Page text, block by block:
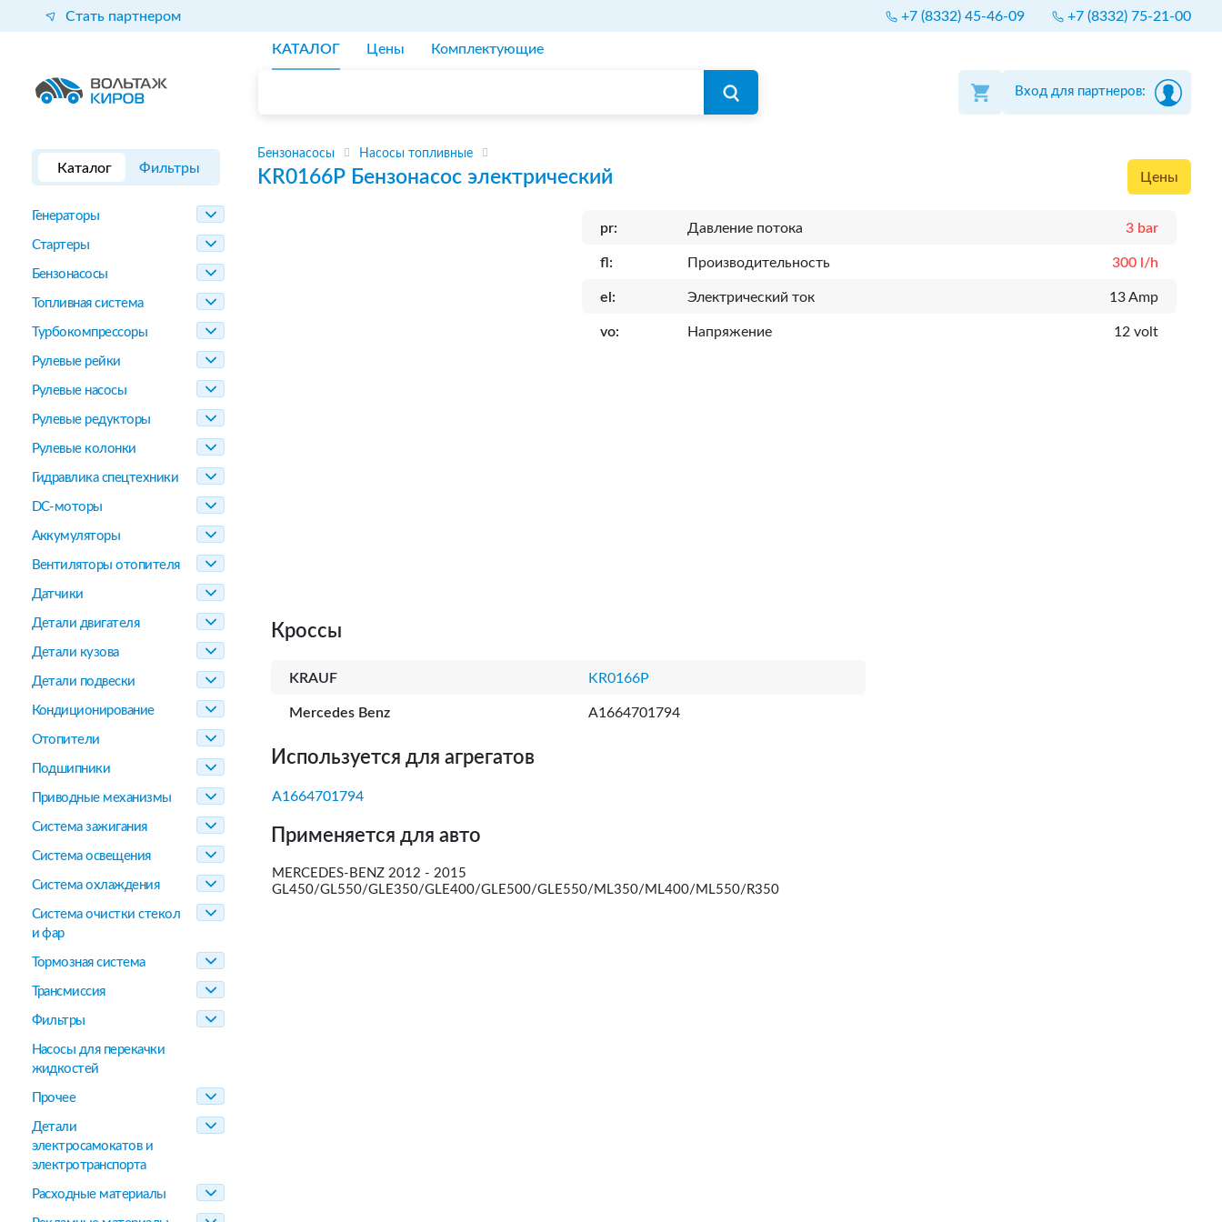
Стать партнером +7 (8332) 45-46-09 +7 (8332) 75-21-00
КАТАЛОГ Цены Комплектующие
Вход для партнеров:
Каталог Фильтры
Генераторы
Стартеры
Бензонасосы
Топливная система
Турбокомпрессоры
Рулевые рейки
Рулевые насосы
Рулевые редукторы
Рулевые колонки
Гидравлика спецтехники
DC-моторы
Аккумуляторы
Вентиляторы отопителя
Датчики
Детали двигателя
Детали кузова
Детали подвески
Кондиционирование
Отопители
Подшипники
Приводные механизмы
Система зажигания
Система освещения
Система охлаждения
Система очистки стекол
и фар
Тормозная система
Трансмиссия
Фильтры
Насосы для перекачки
жидкостей
Прочее
Детали
электросамокатов и
электротранспорта
Расходные материалы
Бензонасосы Насосы топливные
KR0166P Бензонасос электрический Цены
pr: Давление потока 3 bar
fl: Производительность 300 l/h
el: Электрический ток 13 Amp
vo: Напряжение 12 volt
Кроссы
KRAUF KR0166P
Mercedes Benz A1664701794
Используется для агрегатов
A1664701794
Применяется для авто
MERCEDES-BENZ 2012 - 2015
GL450/GL550/GLE350/GLE400/GLE500/GLE550/ML350/ML400/ML550/R350